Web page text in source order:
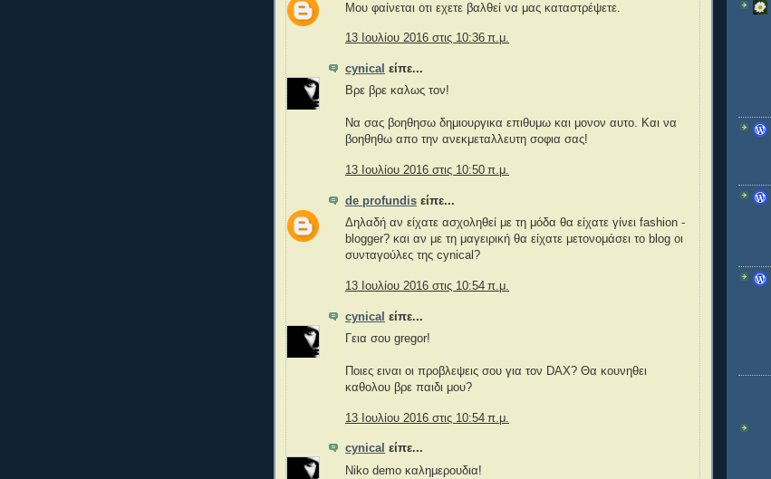
Μου φαίνεται οτι εχετε βαλθεί να μας καταστρέψετε.
13 Ιουλίου 2016 στις 10:36 π.μ.
cynical είπε...
Βρε βρε καλως τον!
Να σας βοηθησω δημιουργικα επιθυμω και μονον αυτο. Και να
βοηθηθω απο την ανεκμεταλλευτη σοφια σας!
13 Ιουλίου 2016 στις 10:50 π.μ.
de profundis είπε...
Δηλαδή αν είχατε ασχοληθεί με τη μόδα θα είχατε γίνει fashion -
blogger? και αν με τη μαγειρική θα είχατε μετονομάσει το blog οι
συνταγούλες της cynical?
13 Ιουλίου 2016 στις 10:54 π.μ.
cynical είπε...
Γεια σου gregor!
Ποιες ειναι οι προβλεψεις σου για τον DAX? Θα κουνηθει
καθολου βρε παιδι μου?
13 Ιουλίου 2016 στις 10:54 π.μ.
cynical είπε...
Niko demo καλημερουδια!